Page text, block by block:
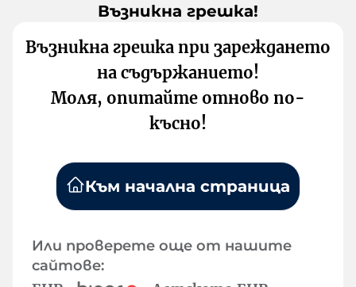
Възникна грешка!
Възникна грешка при зареждането
на съдържанието!
Моля, опитайте отново по-
късно!
Към начална страница
Или проверете още от нашите
сайтове: